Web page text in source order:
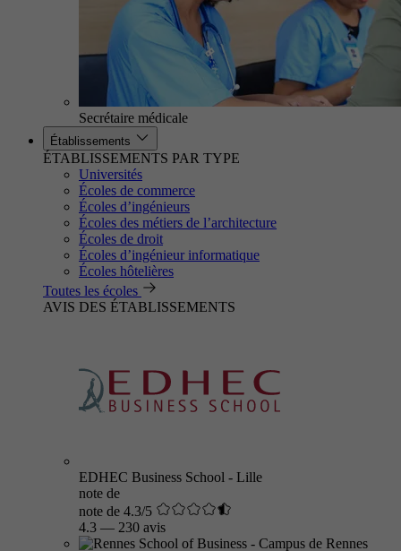
Secrétaire médicale
Établissements
ÉTABLISSEMENTS PAR TYPE
Universités
Écoles de commerce
Écoles d’ingénieurs
Écoles des métiers de l’architecture
Écoles de droit
Écoles d’ingénieur informatique
Écoles hôtelières
Toutes les écoles
AVIS DES ÉTABLISSEMENTS
EDHEC Business School - Lille
note de
note de 4.3/5
4.3 — 230 avis